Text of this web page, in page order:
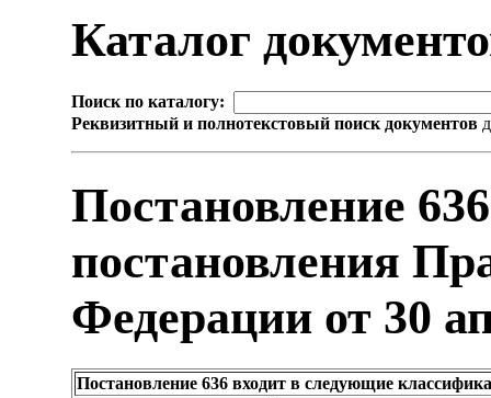
Каталог
Поиск по каталогу:
Реквизитный и полнотекстовый поиск документов
Постановление
постановления
Федерации от 30
Постановление 636 входит в следующие